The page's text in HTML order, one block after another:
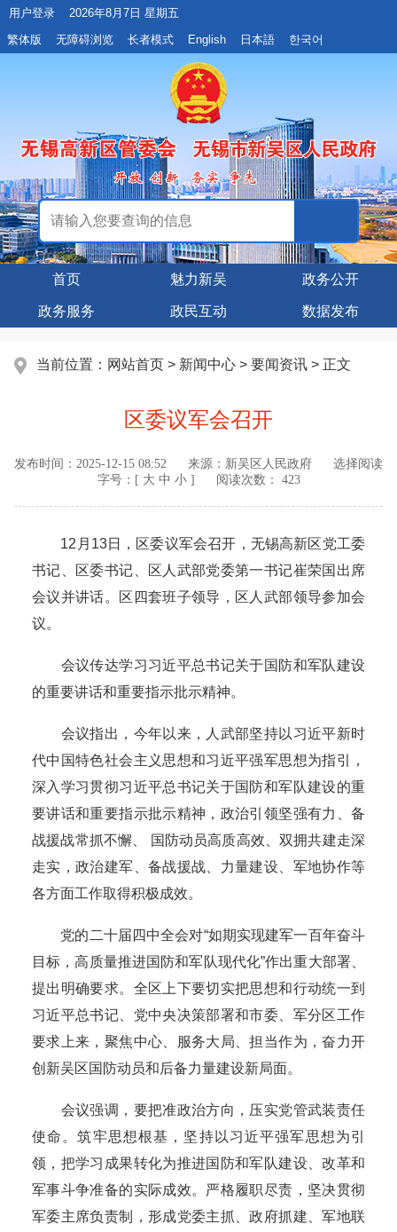
用户登录
2026年8月7日 星期五
繁体版
无障碍浏览 长者模式 English 日本語 한국어
首页 魅力新吴 政务公开
政务服务 政民互动 数据发布
当前位置： 网站首页 > 新闻中心 > 要闻资讯 > 正文
区委议军会召开
发布时间： 2025-12-15 08:52 来源： 新吴区人民政府
选择阅读
字号：[ 大 中 小] 阅读次数： 423
12月13日，区委议军会召开，无锡高新区党工委
书记、区委书记、区人武部党委第一书记崔荣国出席
会议并讲话。区四套班子领导，区人武部领导参加会
议。
会议传达学习习近平总书记关于国防和军队建设
的重要讲话和重要指示批示精神。
会议指出，今年以来，人武部坚持以习近平新时
代中国特色社会主义思想和习近平强军思想为指引，
深入学习贯彻习近平总书记关于国防和军队建设的重
要讲话和重要指示批示精神，政治引领坚强有力、备
战援战常抓不懈、 国防动员高质高效、双拥共建走深
走实，政治建军、备战援战、力量建设、军地协作等
各方面工作取得积极成效。
党的二十届四中全会对“如期实现建军一百年奋斗
目标，高质量推进国防和军队现代化”作出重大部署、
提出明确要求。全区上下要切实把思想和行动统一到
习近平总书记、党中央决策部署和市委、军分区工作
要求上来，聚焦中心、服务大局、担当作为，奋力开
创新吴区国防动员和后备力量建设新局面。
会议强调，要把准政治方向，压实党管武装责任
使命。筑牢思想根基，坚持以习近平强军思想为引
领，把学习成果转化为推进国防和军队建设、改革和
军事斗争准备的实际成效。严格履职尽责，坚决贯彻
军委主席负责制，形成党委主抓、政府抓建、军地联